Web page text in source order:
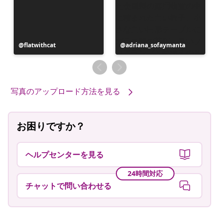
投
稿
flatwithcat
投
稿
者
adriana_sofaymanta
写真のアップロード方法を見る
お困りですか？
ヘルプセンターを見る
24時間対応
チャットで問い合わせる